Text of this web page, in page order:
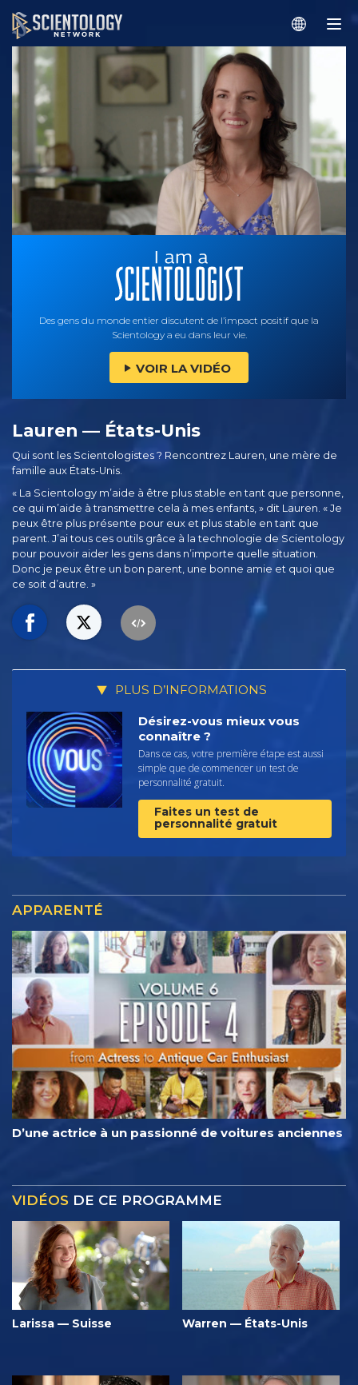
Des gens du monde entier discutent de l’impact positif que la
Scientology a eu dans leur vie.
VOIR LA VIDÉO
Lauren — États-Unis
Qui sont les Scientologistes ? Rencontrez Lauren, une mère de
famille aux États-Unis.
« La Scientology m’aide à être plus stable en tant que personne,
ce qui m’aide à transmettre cela à mes enfants, » dit Lauren. « Je
peux être plus présente pour eux et plus stable en tant que
parent. J’ai tous ces outils grâce à la technologie de Scientology
pour pouvoir aider les gens dans n’importe quelle situation.
Donc je peux être un bon parent, une bonne amie et quoi que
ce soit d’autre. »
PLUS D’INFORMATIONS
Désirez-vous mieux vous
connaître ?
Dans ce cas, votre première étape est aussi
simple que de commencer un test de
personnalité gratuit.
Faites un test de
personnalité gratuit
APPARENTÉ
D’une actrice à un passionné de voitures anciennes
VIDÉOS DE CE PROGRAMME
Larissa — Suisse Warren — États-Unis